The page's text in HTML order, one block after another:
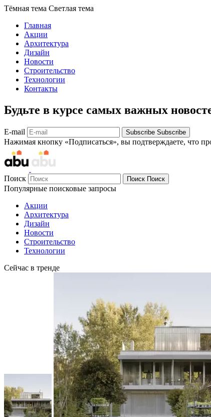
Тёмная тема Светлая тема
Главная
Акции
Архитектура
Дизайн
Новости
Строительство
Технологии
Контакты
Будьте в курсе самых важных
E-mail Subscribe Subscribe
Нажимая кнопку «Подписаться», вы подтверждаете, что
Поиск Поиск Поиск
Популярные поисковые запросы
Акции
Архитектура
Дизайн
Новости
Строительство
Технологии
Сейчас в тренде